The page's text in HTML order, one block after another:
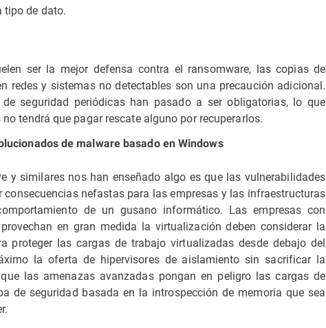
tipo de dato.
ser la mejor defensa contra el ransomware, las copias de
redes y sistemas no detectables son una precaución adicional.
seguridad periódicas han pasado a ser obligatorias, lo que
tendrá que pagar rescate alguno por recuperarlos.
de malware basado en Windows
y similares nos han enseñado algo es que las vulnerabilidades
nefastas para las empresas y las infraestructuras
de un gusano informático. Las empresas con
en gran medida la virtualización deben considerar la
proteger las cargas de trabajo virtualizadas desde debajo del
la oferta de hipervisores de aislamiento sin sacrificar la
las amenazas avanzadas pongan en peligro las cargas de
de seguridad basada en la introspección de memoria que sea